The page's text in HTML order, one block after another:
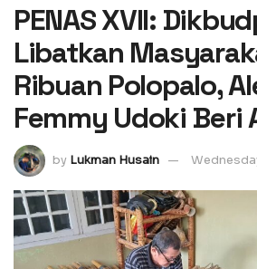
PENAS XVII:
Libatkan
Ribuan Polopalo,
Femmy Udoki Beri
by Lukman Husain